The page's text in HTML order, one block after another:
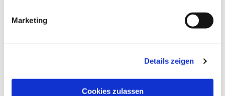
Marketing
Details zeigen
Cookies zulassen